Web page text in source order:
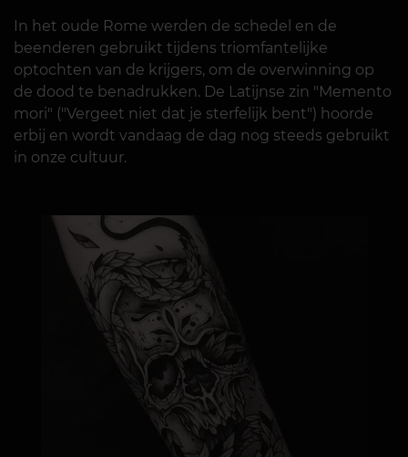
In het oude Rome werden de schedel en de
beenderen gebruikt tijdens triomfantelijke
optochten van de krijgers, om de overwinning op
de dood te benadrukken. De Latijnse zin "Memento
mori" ("Vergeet niet dat je sterfelijk bent") hoorde
erbij en wordt vandaag de dag nog steeds gebruikt
in onze cultuur.